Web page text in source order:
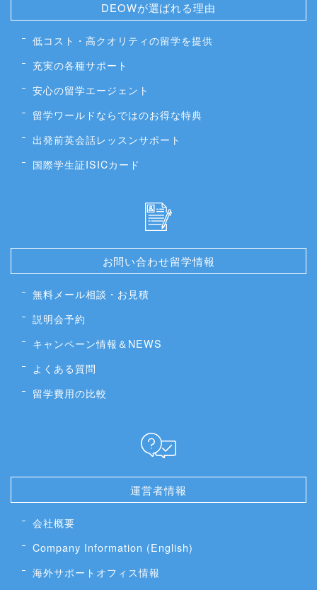
DEOWが選ばれる理由
低コスト・高クオリティの留学を提供
充実の各種サポート
安心の留学エージェント
留学ワールドならではのお得な特典
出発前英会話レッスンサポート
国際学生証ISICカード
お問い合わせ留学情報
無料メール相談・お見積
説明会予約
キャンペーン情報＆NEWS
よくある質問
留学費用の比較
運営者情報
会社概要
Company Information (English)
海外サポートオフィス情報